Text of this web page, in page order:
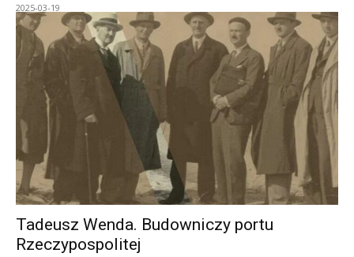
2025-03-19
Tadeusz Wenda. Budowniczy portu
Rzeczypospolitej